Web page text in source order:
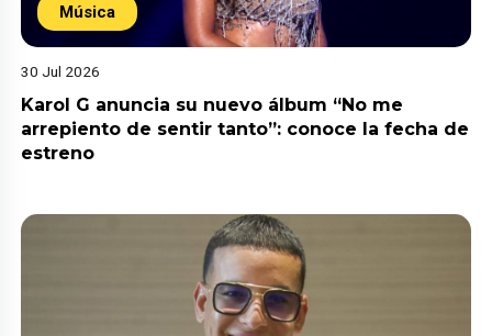
Música
30 Jul 2026
Karol G anuncia su nuevo álbum “No me
arrepiento de sentir tanto”: conoce la fecha de
estreno